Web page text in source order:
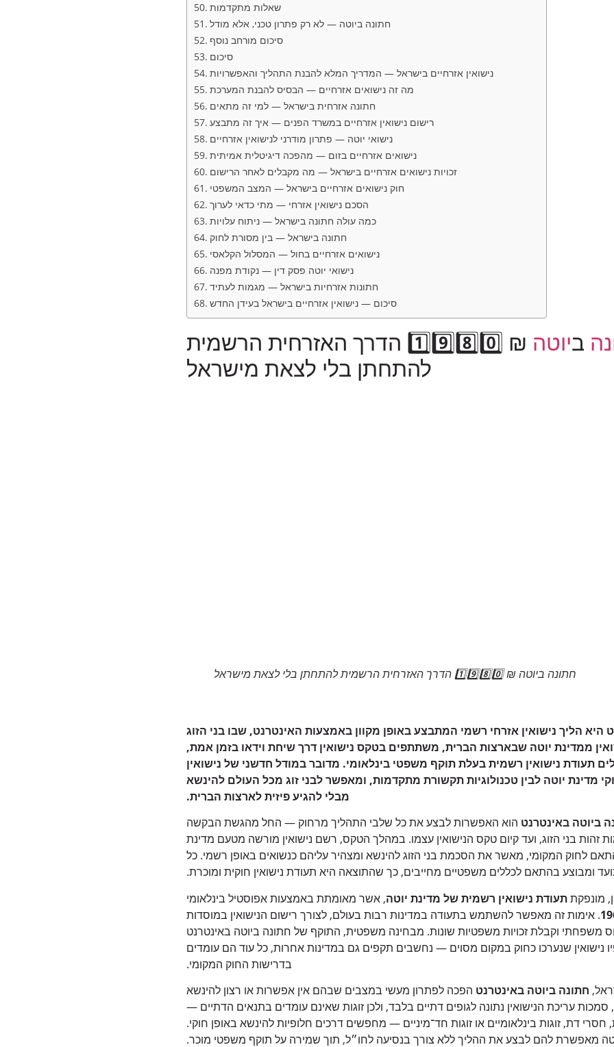
שאלות מתקדמות
חתונה ביוטה — לא רק פתרון טכני, אלא מודל
סיכום מורחב נוסף
סיכום
נישואין אזרחיים בישראל — המדריך המלא להבנת התהליך והאפשרויות
מה זה נישואים אזרחיים — הבסיס להבנת המערכת
חתונה אזרחית בישראל — למי זה מתאים
רישום נישואין אזרחיים במשרד הפנים — איך זה מתבצע
נישואי יוטה — פתרון מודרני לנישואין אזרחיים
נישואים אזרחיים בזום — מהפכה דיגיטלית אמיתית
זכויות נישואים אזרחיים בישראל — מה מקבלים לאחר הרישום
חוק נישואים אזרחיים בישראל — המצב המשפטי
הסכם נישואין אזרחי — מתי כדאי לערוך
כמה עולה חתונה בישראל — ניתוח עלויות
חתונה בישראל — בין מסורת לחוק
נישואים אזרחיים בחול — המסלול הקלאסי
נישואי יוטה פסק דין — נקודת מפנה
חתונות אזרחיות בישראל — מגמות לעתיד
סיכום — נישואין אזרחיים בישראל בעידן החדש
ביוטה
₪ 1️⃣9️⃣8️⃣0️⃣ הדרך האזרחית הרשמית
להתחתן בלי לצאת מישראל
חתונה ביוטה ₪ 1️⃣9️⃣8️⃣0️⃣ הדרך האזרחית הרשמית להתחתן בלי לצאת מישראל
היא הליך נישואין אזרחי רשמי המתבצע באופן מקוון באמצעות האינטרנט, שבו בני הזוג
ממדינת יוטה שבארצות הברית, משתתפים בטקס נישואין דרך שיחת וידאו בזמן אמת,
תעודת נישואין רשמית בעלת תוקף משפטי בינלאומי. מדובר במודל חדשני של נישואין
מדינת יוטה לבין טכנולוגיות תקשורת מתקדמות, ומאפשר לבני זוג מכל העולם להינשא
מבלי להגיע פיזית לארצות הברית.
ביוטה באינטרנט הוא האפשרות לבצע את כל שלבי התהליך מרחוק — החל מהגשת הבקשה
זהות בני הזוג, ועד קיום טקס הנישואין עצמו. במהלך הטקס, רשם נישואין מורשה מטעם מדינת
לחוק המקומי, מאשר את הסכמת בני הזוג להינשא ומצהיר עליהם כנשואים באופן רשמי. כל
ומבוצע בהתאם לכללים משפטיים מחייבים, כך שהתוצאה היא תעודת נישואין חוקית ומוכרת.
מונפקתתעודת נישואין רשמית של מדינת יוטה, אשר מאומתת באמצעות אפוסטיל בינלאומי
. אימות זה מאפשר להשתמש בתעודה במדינות רבות בעולם, לצורך רישום הנישואין במוסדות
משפחתי וקבלת זכויות משפטיות שונות. מבחינה משפטית, התוקף של חתונה ביוטה באינטרנט
נישואין שנערכו כחוק במקום מסוים — נחשבים תקפים גם במדינות אחרות, כל עוד הם עומדים
בדרישות החוק המקומי.
חתונה ביוטה באינטרנט הפכה לפתרון מעשי במצבים שבהם אין אפשרות או רצון להינשא
עריכת הנישואין נתונה לגופים דתיים בלבד, ולכן זוגות שאינם עומדים בתנאים הדתיים —
חסרי דת, זוגות בינלאומיים או זוגות חד־מיניים — מחפשים דרכים חלופיות להינשא באופן חוקי.
מאפשרת להם לבצע את ההליך ללא צורך בנסיעה לחו״ל, תוך שמירה על תוקף משפטי מוכר.